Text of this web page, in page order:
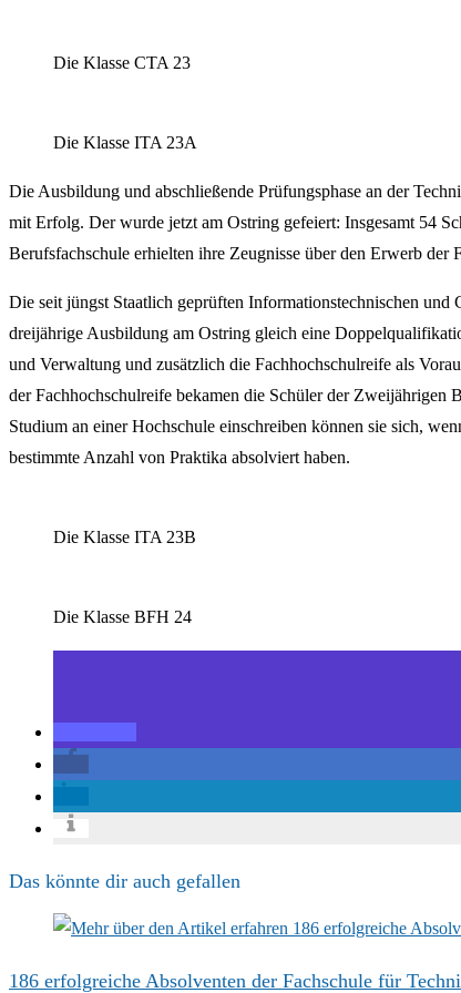
Die Klasse CTA 23
Die Klasse ITA 23A
Die Ausbildung und abschließende Prüfungsphase an der
mit Erfolg. Der wurde jetzt am Ostring gefeiert: Insgesamt 54
Berufsfachschule erhielten ihre Zeugnisse über den Erwerb der
Die seit jüngst Staatlich geprüften Informationstechnischen und
dreijährige Ausbildung am Ostring gleich eine
und Verwaltung und zusätzlich die Fachhochschulreife als
der Fachhochschulreife bekamen die Schüler der Zweijährigen
Studium an einer Hochschule einschreiben können sie sich,
bestimmte Anzahl von Praktika absolviert haben.
Die Klasse ITA 23B
Die Klasse BFH 24
Das könnte dir auch gefallen
186 erfolgreiche Absolventen der Fachschule für